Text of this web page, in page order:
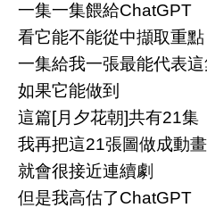
一集一集餵給ChatGPT
看它能不能從中擷取重點
一集給我一張最能代表
如果它能做到
這篇[月夕花朝]共有21集
我再把這21張圖做成動畫
就會很接近連續劇
但是我高估了ChatGPT